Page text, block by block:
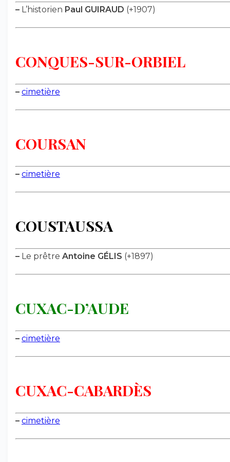
– L’historien Paul GUIRAUD (+1907)
CONQUES-SUR-ORBIEL
– cimetière
COURSAN
– cimetière
COUSTAUSSA
– Le prêtre Antoine GÉLIS (+1897)
CUXAC-D’AUDE
– cimetière
CUXAC-CABARDÈS
– cimetière